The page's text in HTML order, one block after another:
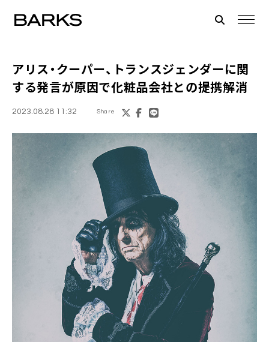
アリス・クーパー、トランスジェンダーに関
する発言が原因で化粧品会社との提携解消
2023.08.28 11:32 Share